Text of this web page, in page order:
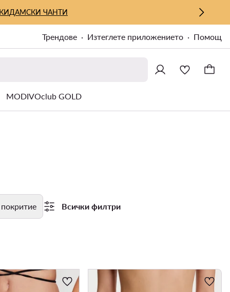
ДАМСКИ ЧАНТИ
Трендове Изтеглете приложението Помощ
MODIVOclub GOLD
Всички филтри